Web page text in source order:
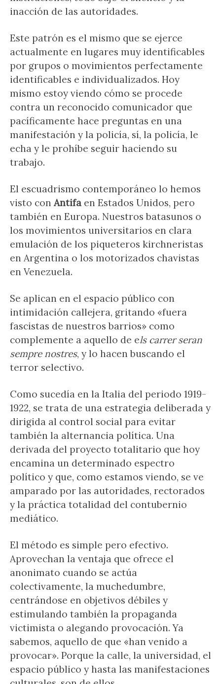
inacción de las autoridades.
Este patrón es el mismo que se ejerce
actualmente en lugares muy identificables
por grupos o movimientos perfectamente
identificables e individualizados. Hoy
mismo estoy viendo cómo se procede
contra un reconocido comunicador que
pacíficamente hace preguntas en una
manifestación y la policía, sí, la policía, le
echa y le prohíbe seguir haciendo su
trabajo.
El escuadrismo contemporáneo lo hemos
visto con Antifa en Estados Unidos, pero
también en Europa. Nuestros batasunos o
los movimientos universitarios en clara
emulación de los piqueteros kirchneristas
en Argentina o los motorizados chavistas
en Venezuela.
Se aplican en el espacio público con
intimidación callejera, gritando «fuera
fascistas de nuestros barrios» como
complemente a aquello de els carrer seran
sempre nostres, y lo hacen buscando el
terror selectivo.
Como sucedía en la Italia del periodo 1919-
1922, se trata de una estrategia deliberada y
dirigida al control social para evitar
también la alternancia política. Una
derivada del proyecto totalitario que hoy
encamina un determinado espectro
político y que, como estamos viendo, se ve
amparado por las autoridades, rectorados
y la práctica totalidad del contubernio
mediático.
El método es simple pero efectivo.
Aprovechan la ventaja que ofrece el
anonimato cuando se actúa
colectivamente, la muchedumbre,
centrándose en objetivos débiles y
estimulando también la propaganda
victimista o alegando provocación. Ya
sabemos, aquello de que «han venido a
provocar». Porque la calle, la universidad, el
espacio público y hasta las manifestaciones